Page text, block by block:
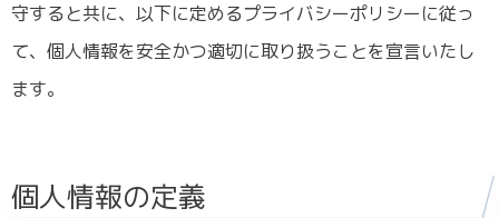
守すると共に、以下に定めるプライバシーポリシーに従っ
て、個人情報を安全かつ適切に取り扱うことを宣言いたし
ます。
個人情報の定義